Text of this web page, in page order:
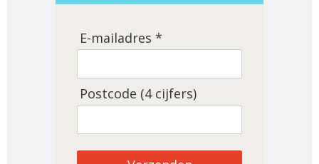
E-mailadres *
Postcode (4 cijfers)